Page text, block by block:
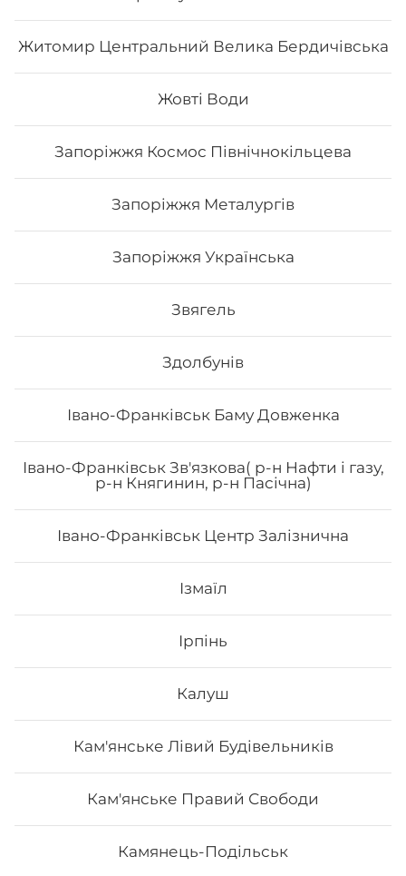
Житомир Центральний Велика Бердичівська
Жовті Води
Запоріжжя Космос Північнокільцева
Запоріжжя Металургів
Запоріжжя Українська
Звягель
Здолбунів
Івано-Франківськ Баму Довженка
Івано-Франківськ Зв'язкова( р-н Нафти і газу,
р-н Княгинин, р-н Пасічна)
Івано-Франківськ Центр Залізнична
Ізмаїл
Ірпінь
Калуш
Кам'янське Лівий Будівельників
Кам'янське Правий Свободи
Камянець-Подільськ
Вага: 123 г Склад: норі, рис, тунець
Макі Філа
Вага: 115 г Склад: норі, рис, сир філа
62₴ Хочу